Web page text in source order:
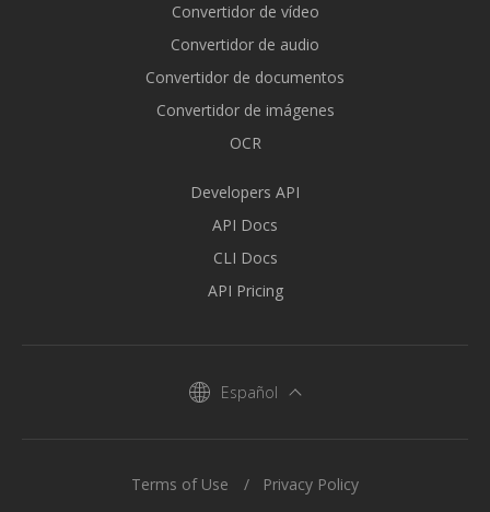
Convertidor de vídeo
Convertidor de audio
Convertidor de documentos
Convertidor de imágenes
OCR
Developers API
API Docs
CLI Docs
API Pricing
Español
Terms of Use Privacy Policy